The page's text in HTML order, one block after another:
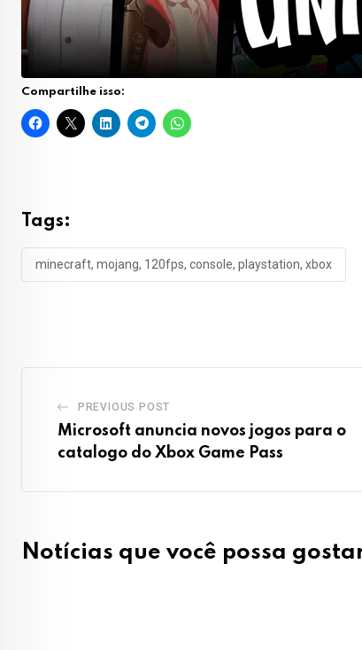
Compartilhe isso:
Tags:
minecraft, mojang, 120fps, console, playstation, xbox
PREVIOUS POST
Microsoft anuncia novos jogos para o
catalogo do Xbox Game Pass
Notícias que você possa